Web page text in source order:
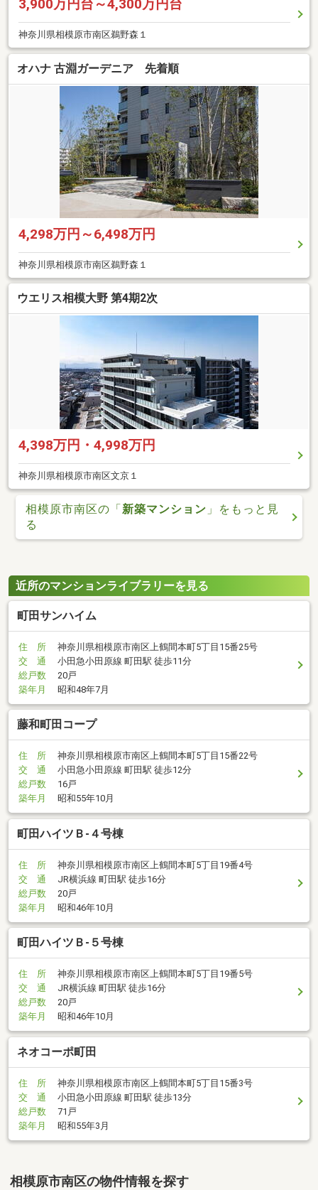
3,900万円台～4,300万円台
神奈川県相模原市南区鵜野森１
オハナ 古淵ガーデニア 先着順
4,298万円～6,498万円
神奈川県相模原市南区鵜野森１
ウエリス相模大野 第4期2次
4,398万円・4,998万円
神奈川県相模原市南区文京１
相模原市南区の「新築マンション 」をもっと見
る
近所のマンションライブラリーを見る
町田サンハイム
住 所
神奈川県相模原市南区上鶴間本町5丁目15番25号
交 通
小田急小田原線 町田駅 徒歩11分
総戸数
20戸
築年月
昭和48年7月
藤和町田コープ
住 所
神奈川県相模原市南区上鶴間本町5丁目15番22号
交 通
小田急小田原線 町田駅 徒歩12分
総戸数
16戸
築年月
昭和55年10月
町田ハイツＢ-４号棟
住 所
神奈川県相模原市南区上鶴間本町5丁目19番4号
交 通
JR横浜線 町田駅 徒歩16分
総戸数
20戸
築年月
昭和46年10月
町田ハイツＢ-５号棟
住 所
神奈川県相模原市南区上鶴間本町5丁目19番5号
交 通
JR横浜線 町田駅 徒歩16分
総戸数
20戸
築年月
昭和46年10月
ネオコーポ町田
住 所
神奈川県相模原市南区上鶴間本町5丁目15番3号
交 通
小田急小田原線 町田駅 徒歩13分
総戸数
71戸
築年月
昭和55年3月
相模原市南区の物件情報を探す